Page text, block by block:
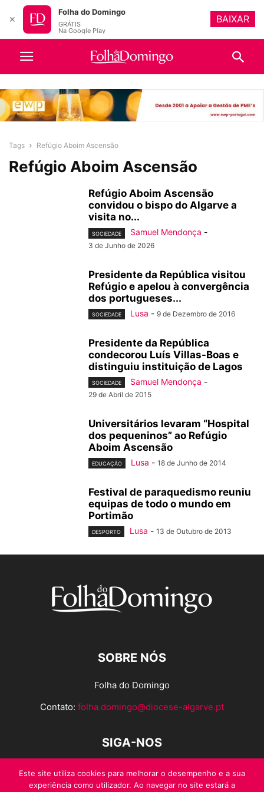
Tags Refúgio Aboim Ascensão
Refúgio Aboim Ascensão
Refúgio Aboim Ascensão
convidou o bispo do Algarve a
visita no...
SOCIEDADE Samuel Mendonça -
3 de Junho de 2026
Presidente da República visitou
Refúgio e apelou à convergência
dos portugueses...
SOCIEDADE Lusa - 9 de Dezembro de 2016
Presidente da República
condecorou Luís Villas-Boas e
distinguiu instituição de Lagos
SOCIEDADE Samuel Mendonça -
29 de Abril de 2015
Universitários levaram “Hospital
dos pequeninos” ao Refúgio
Aboim Ascensão
EDUCAÇÃO Lusa - 18 de Junho de 2014
Festival de paraquedismo reuniu
equipas de todo o mundo em
Portimão
DESPORTO Lusa - 13 de Outubro de 2013
SOBRE NÓS
Folha do Domingo
Contato: folha.domingo@diocese-algarve.pt
SIGA-NOS
Este site utiliza cookies para melhorar o desempenho e a sua
experiência como utilizador. Ao navegar no site estará a
✕
Folha do Domingo
GRÁTIS
Na Google Play
BAIXAR